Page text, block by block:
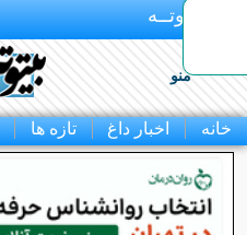
بـیتوتــه
منو
خانه اخبار داغ تازه ها